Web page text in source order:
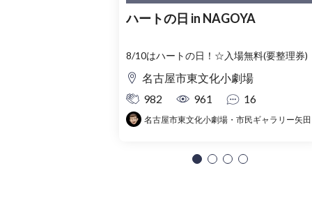
ハートの日 in NAGOYA
8/10はハートの日！☆入場無料(要整理券)
名古屋市東文化小劇場
982
961 16
名古屋市東文化小劇場・市民ギャラリー矢田